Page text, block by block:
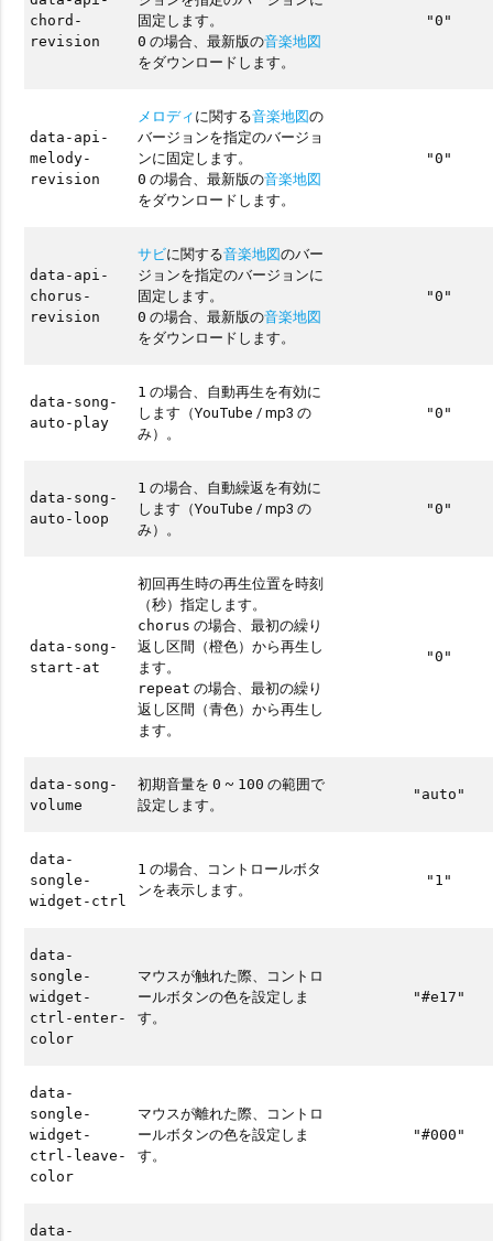
chord-
revision
固定します。
0 の場合、最新版の音楽地図
をダウンロードします。
"0"
data-api-
melody-
revision
メロディに関する音楽地図の
バージョンを指定のバージョ
ンに固定します。
0 の場合、最新版の音楽地図
をダウンロードします。
"0"
data-api-
chorus-
revision
サビに関する音楽地図のバー
ジョンを指定のバージョンに
固定します。
0 の場合、最新版の音楽地図
をダウンロードします。
"0"
data-song-
auto-play
1 の場合、自動再生を有効に
します（YouTube / mp3 の
み）。
"0"
data-song-
auto-loop
1 の場合、自動繰返を有効に
します（YouTube / mp3 の
み）。
"0"
data-song-
start-at
初回再生時の再生位置を時刻
（秒）指定します。
chorus の場合、最初の繰り
返し区間（橙色）から再生し
ます。
repeat の場合、最初の繰り
返し区間（青色）から再生し
ます。
"0"
data-song-
volume
初期音量を0 ~ 100 の範囲で
設定します。
"auto"
data-
songle-
widget-ctrl
1 の場合、コントロールボタ
ンを表示します。
"1"
data-
songle-
widget-
ctrl-enter-
color
マウスが触れた際、コントロ
ールボタンの色を設定しま
す。
"#e17"
data-
songle-
widget-
ctrl-leave-
color
マウスが離れた際、コントロ
ールボタンの色を設定しま
す。
"#000"
data-